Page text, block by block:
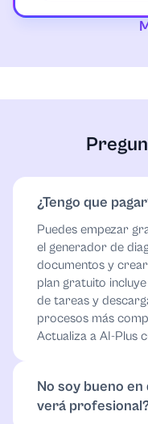
¿Tengo que
Puedes empezar
el generador de
documentos y
plan gratuito
de tareas y
procesos más
Actualiza a AI-Plus
No soy bueno en
verá